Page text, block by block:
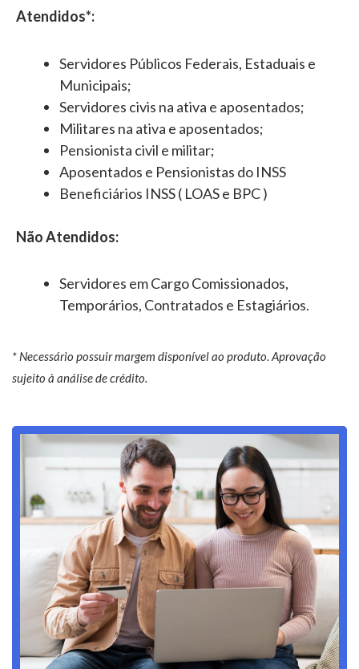
Atendidos*:
Servidores Públicos Federais, Estaduais e
Municipais;
Servidores civis na ativa e aposentados;
Militares na ativa e aposentados;
Pensionista civil e militar;
Aposentados e Pensionistas do INSS
Beneficiários INSS ( LOAS e BPC )
Não Atendidos:
Servidores em Cargo Comissionados,
Temporários, Contratados e Estagiários.
* Necessário possuir margem disponível ao produto. Aprovação
sujeito à análise de crédito.